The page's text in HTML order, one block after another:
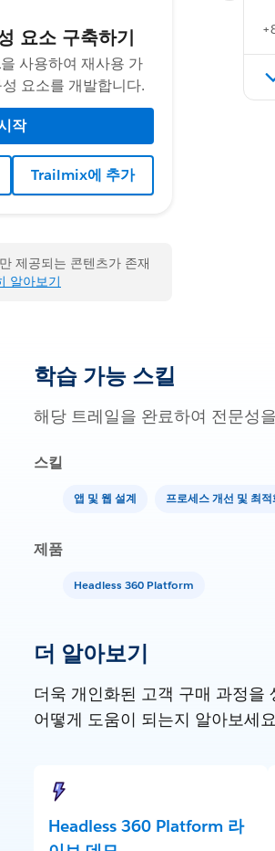
요소 구축하기
사용하여 재사용 가
요소를 개발합니다.
작
Trailmix에 추가
제공되는 콘텐츠가 존재
알아보기
학습 가능 스킬
해당 트레일을 완료하여 전문성
스킬
앱 및 웹 설계 프로세스 개선 및 최적
제품
Headless 360 Platform
더 알아보기
더욱 개인화된 고객 구매 과정을
어떻게 도움이 되는지 알아보세
Headless 360 Platform 라